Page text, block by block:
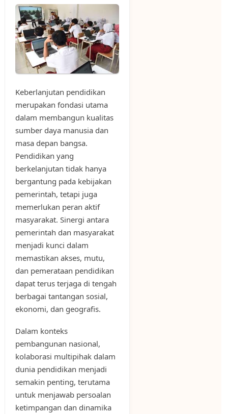
Keberlanjutan pendidikan
merupakan fondasi utama
dalam membangun kualitas
sumber daya manusia dan
masa depan bangsa.
Pendidikan yang
berkelanjutan tidak hanya
bergantung pada kebijakan
pemerintah, tetapi juga
memerlukan peran aktif
masyarakat. Sinergi antara
pemerintah dan masyarakat
menjadi kunci dalam
memastikan akses, mutu,
dan pemerataan pendidikan
dapat terus terjaga di tengah
berbagai tantangan sosial,
ekonomi, dan geografis.
Dalam konteks
pembangunan nasional,
kolaborasi multipihak dalam
dunia pendidikan menjadi
semakin penting, terutama
untuk menjawab persoalan
ketimpangan dan dinamika